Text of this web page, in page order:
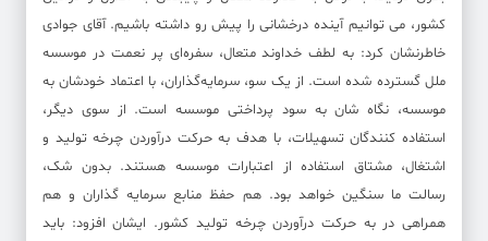
کشور، می توانیم آینده درخشانی را پیش رو داشته باشیم. آقای جوادی
خاطرنشان کرد: به لطف خداوند متعال، سفره‌ای پر نعمت در موسسه
ملل گسترده شده است. از یک سو، سرمایه‌گذاران، با اعتماد خودشان به
موسسه، نگاه شان به سود پرداختی موسسه است. از سوی دیگر،
استفاده کنندگان تسهیلات، با هدف به حرکت درآوردن چرخه تولید و
اشتغال، مشتاق استفاده از اعتبارات موسسه هستند. بدون شک،
رسالت ما سنگین خواهد بود. هم حفظ منابع سرمایه گذاران و هم
همراهی در به حرکت درآوردن چرخه تولید کشور. ایشان افزود: باید